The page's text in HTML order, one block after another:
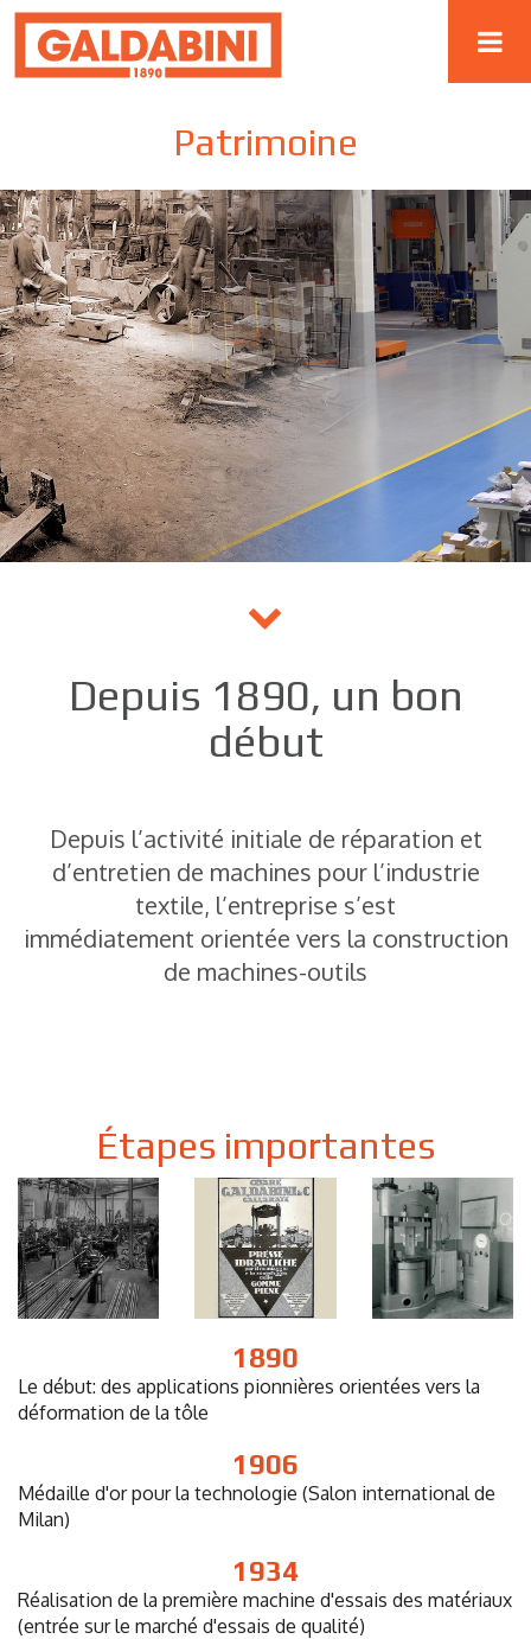
Patrimoine
Depuis 1890, un bon
début
Depuis l’activité initiale de réparation et
d’entretien de machines pour l’industrie
textile, l’entreprise s’est
immédiatement orientée vers la construction
de machines-outils
Étapes importantes
1890
Le début: des applications pionnières orientées vers la
déformation de la tôle
1906
Médaille d'or pour la technologie (Salon international de
Milan)
1934
Réalisation de la première machine d'essais des matériaux
(entrée sur le marché d'essais de qualité)